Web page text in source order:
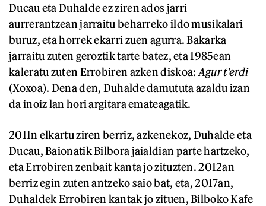
Ducau eta Duhalde ez ziren ados jarri
aurrerantzean jarraitu beharreko ildo musikalari
buruz, eta horrek ekarri zuen agurra. Bakarka
jarraitu zuten geroztik tarte batez, eta 1985ean
kaleratu zuten Errobiren azken diskoa: Agur t'erdi
(Xoxoa). Dena den, Duhalde damututa azaldu izan
da inoiz lan hori argitara emateagatik.
2011n elkartu ziren berriz, azkenekoz, Duhalde eta
Ducau, Baionatik Bilbora jaialdian parte hartzeko,
eta Errobiren zenbait kanta jo zituzten. 2012an
berriz egin zuten antzeko saio bat, eta, 2017an,
Duhaldek Errobiren kantak jo zituen, Bilboko Kafe